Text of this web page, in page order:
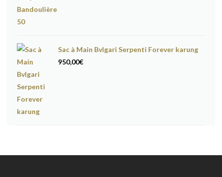
Sac à Main Bvlgari Serpenti Forever karung
950,00€